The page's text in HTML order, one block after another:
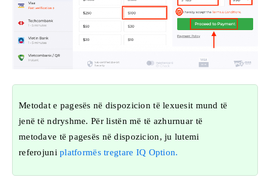
Metodat e pagesës në dispozicion të lexuesit mund të
jenë të ndryshme. Për listën më të azhurnuar të
metodave të pagesës në dispozicion, ju lutemi
referojuniplatformës tregtare IQ Option.